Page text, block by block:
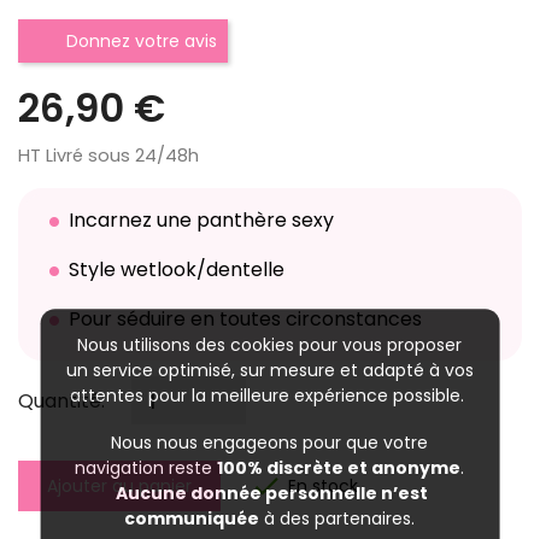
Nous utilisons des cookies pour vous proposer
un service optimisé, sur mesure et adapté à vos
attentes pour la meilleure expérience possible.
Nous nous engageons pour que votre
navigation reste100% discrète et anonyme.
Aucune donnée personnelle n’est
communiquée à des partenaires.
Donnez votre avis
26,90 €
HT Livré sous 24/48h
Incarnez une panthère sexy
Style wetlook/dentelle
Pour séduire en toutes circonstances
Quantité:
Ajouter au panier  En stock